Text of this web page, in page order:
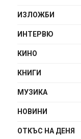
ИЗЛОЖБИ
ИНТЕРВЮ
КИНО
КНИГИ
МУЗИКА
НОВИНИ
ОТКЪС НА ДЕНЯ